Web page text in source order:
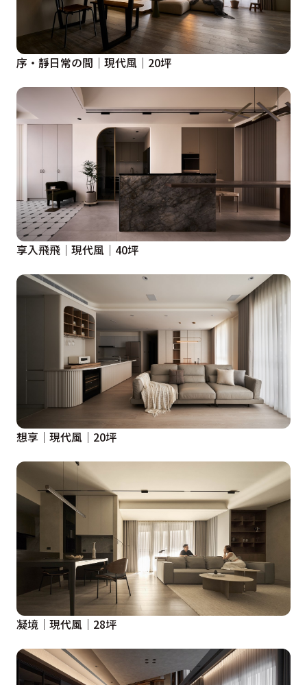
序・靜日常の間│現代風│20坪
享入飛飛│現代風│40坪
想享│現代風│20坪
凝境│現代風│28坪